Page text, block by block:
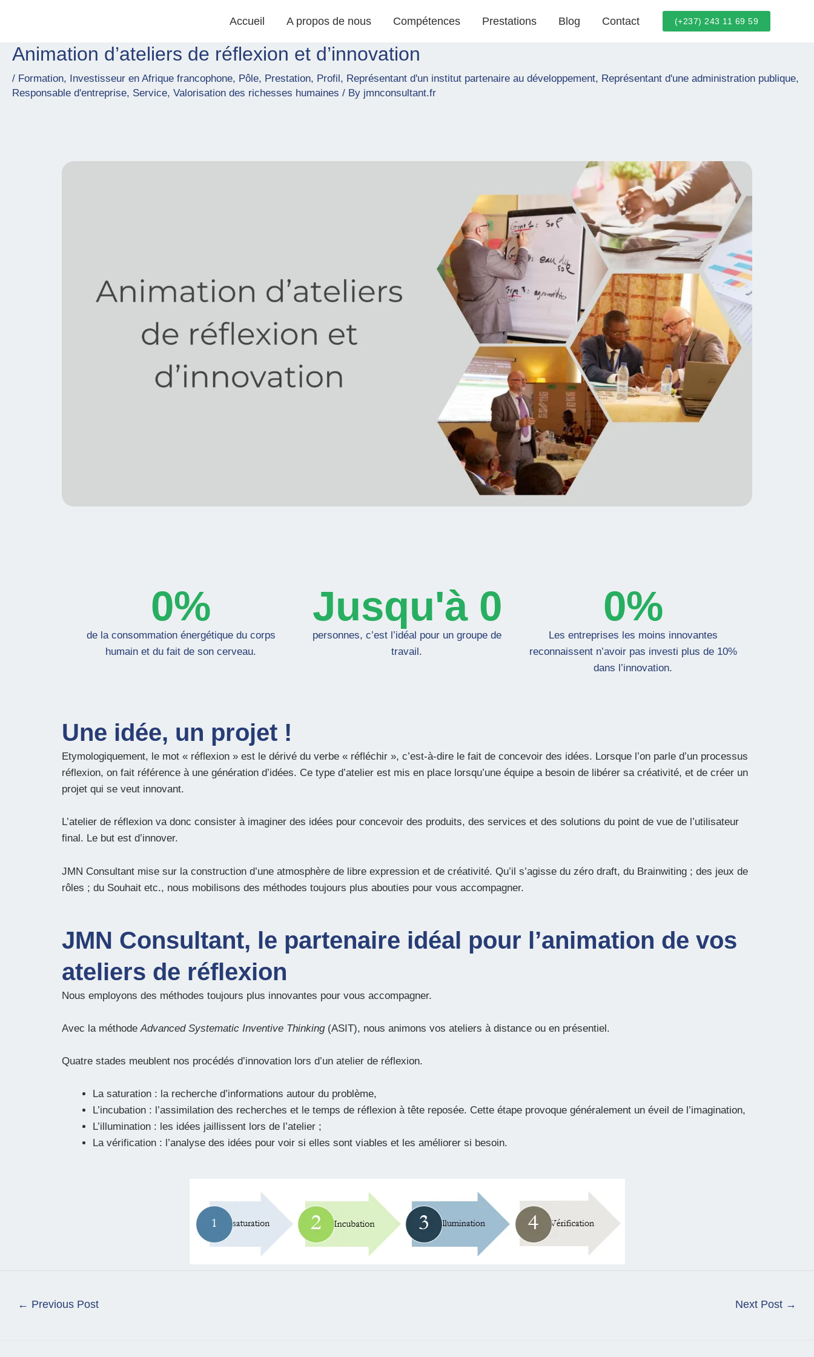
Accueil A propos de nous Compétences Prestations Blog Contact (+237) 243 11 69 59
Animation d’ateliers de réflexion et d’innovation
/ Formation, Investisseur en Afrique francophone, Pôle, Prestation, Profil, Représentant d'un institut partenaire au développement, Représentant d'une administration publique,
Responsable d'entreprise, Service, Valorisation des richesses humaines / By jmnconsultant.fr
0%
de la consommation énergétique du corps
humain et du fait de son cerveau.
Jusqu'à 0
personnes, c’est l’idéal pour un groupe de
travail.
0%
Les entreprises les moins innovantes
reconnaissent n’avoir pas investi plus de 10%
dans l’innovation.
Une idée, un projet !
Etymologiquement, le mot « réflexion » est le dérivé du verbe « réfléchir », c’est-à-dire le fait de concevoir des idées. Lorsque l’on parle d’un processus
réflexion, on fait référence à une génération d’idées. Ce type d’atelier est mis en place lorsqu’une équipe a besoin de libérer sa créativité, et de créer un
projet qui se veut innovant.
L’atelier de réflexion va donc consister à imaginer des idées pour concevoir des produits, des services et des solutions du point de vue de l’utilisateur
final. Le but est d’innover.
JMN Consultant mise sur la construction d’une atmosphère de libre expression et de créativité. Qu’il s’agisse du zéro draft, du Brainwiting ; des jeux de
rôles ; du Souhait etc., nous mobilisons des méthodes toujours plus abouties pour vous accompagner.
JMN Consultant, le partenaire idéal pour l’animation de vos
ateliers de réflexion
Nous employons des méthodes toujours plus innovantes pour vous accompagner.
Avec la méthodeAdvanced Systematic Inventive Thinking (ASIT), nous animons vos ateliers à distance ou en présentiel.
Quatre stades meublent nos procédés d’innovation lors d’un atelier de réflexion.
La saturation : la recherche d’informations autour du problème,
L’incubation : l’assimilation des recherches et le temps de réflexion à tête reposée. Cette étape provoque généralement un éveil de l’imagination,
L’illumination : les idées jaillissent lors de l’atelier ;
La vérification : l’analyse des idées pour voir si elles sont viables et les améliorer si besoin.
Post
← Previous Post Next Post →